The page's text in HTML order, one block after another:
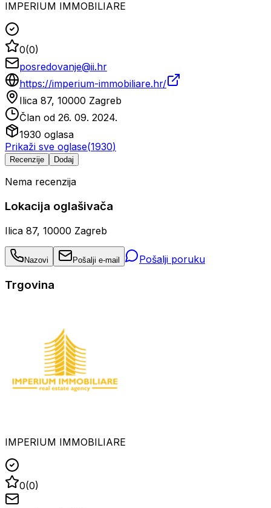
IMPERIUM IMMOBILIARE
0(0)
posredovanje@ii.hr
https://imperium-immobiliare.hr/
Ilica 87, 10000 Zagreb
Član od 26. 09. 2024.
1930 oglasa
Prikaži sve oglase(1930)
Recenzije Dodaj
Nema recenzija
Lokacija oglašivača
Ilica 87, 10000 Zagreb
Nazovi Pošalji e-mail Pošalji poruku
Trgovina
IMPERIUM IMMOBILIARE
0(0)